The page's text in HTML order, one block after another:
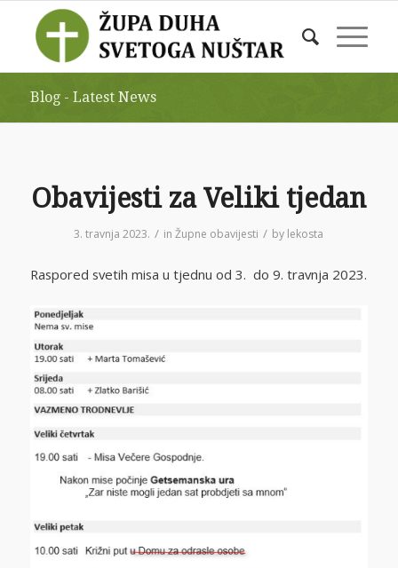
Blog - Latest News
Obavijesti za Veliki tjedan
3. travnja 2023. / inŽupne obavijesti / by lekosta
Raspored svetih misa u tjednu od 3. do 9. travnja 2023.